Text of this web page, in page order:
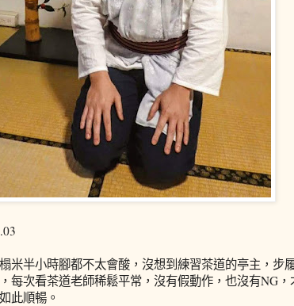
米半小時腳都不太會酸，沒想到練習茶道的亭主，步
每次看茶道老師稀鬆平常，沒有假動作，也沒有NG
此順暢。